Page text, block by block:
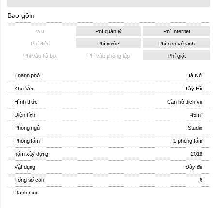
Bao gồm
VAT Phí quản lý Phí Internet
Phí điện Phí nước Phí dọn vệ sinh
Phí vào hồ bơi Phí vào phòng tập Phí giặt
Thành phố Hà Nội
Khu Vực Tây Hồ
Hình thức Căn hộ dịch vụ
Diện tích 45m²
Phòng ngủ Studio
Phòng tắm 1 phòng tắm
năm xây dựng 2018
Vật dụng Đầy đủ
Tổng số căn 6
Danh mục